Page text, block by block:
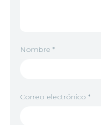
Nombre *
Correo electrónico *